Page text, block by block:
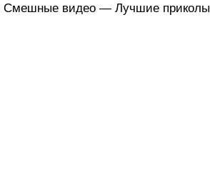
Смешные видео — Лучшие приколы